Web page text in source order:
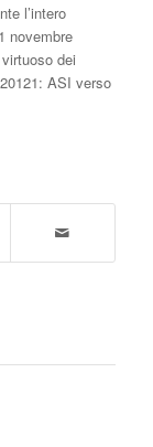
l’intero
novembre
dei
ASI verso